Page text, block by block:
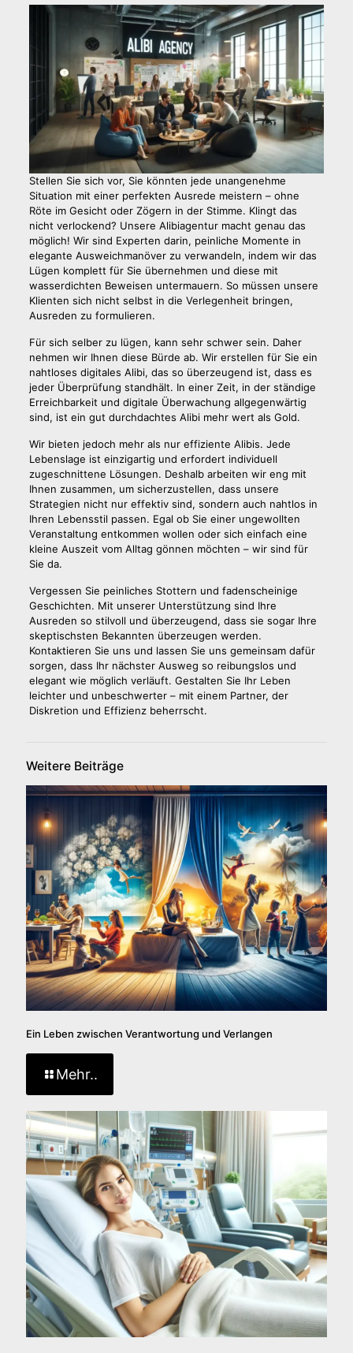
Stellen Sie sich vor, Sie könnten jede unangenehme
Situation mit einer perfekten Ausrede meistern – ohne
Röte im Gesicht oder Zögern in der Stimme. Klingt das
nicht verlockend? Unsere Alibiagentur macht genau das
möglich! Wir sind Experten darin, peinliche Momente in
elegante Ausweichmanöver zu verwandeln, indem wir das
Lügen komplett für Sie übernehmen und diese mit
wasserdichten Beweisen untermauern. So müssen unsere
Klienten sich nicht selbst in die Verlegenheit bringen,
Ausreden zu formulieren.
Für sich selber zu lügen, kann sehr schwer sein. Daher
nehmen wir Ihnen diese Bürde ab. Wir erstellen für Sie ein
nahtloses digitales Alibi, das so überzeugend ist, dass es
jeder Überprüfung standhält. In einer Zeit, in der ständige
Erreichbarkeit und digitale Überwachung allgegenwärtig
sind, ist ein gut durchdachtes Alibi mehr wert als Gold.
Wir bieten jedoch mehr als nur effiziente Alibis. Jede
Lebenslage ist einzigartig und erfordert individuell
zugeschnittene Lösungen. Deshalb arbeiten wir eng mit
Ihnen zusammen, um sicherzustellen, dass unsere
Strategien nicht nur effektiv sind, sondern auch nahtlos in
Ihren Lebensstil passen. Egal ob Sie einer ungewollten
Veranstaltung entkommen wollen oder sich einfach eine
kleine Auszeit vom Alltag gönnen möchten – wir sind für
Sie da.
Vergessen Sie peinliches Stottern und fadenscheinige
Geschichten. Mit unserer Unterstützung sind Ihre
Ausreden so stilvoll und überzeugend, dass sie sogar Ihre
skeptischsten Bekannten überzeugen werden.
Kontaktieren Sie uns und lassen Sie uns gemeinsam dafür
sorgen, dass Ihr nächster Ausweg so reibungslos und
elegant wie möglich verläuft. Gestalten Sie Ihr Leben
leichter und unbeschwerter – mit einem Partner, der
Diskretion und Effizienz beherrscht.
Weitere Beiträge
Ein Leben zwischen Verantwortung und Verlangen
Mehr..